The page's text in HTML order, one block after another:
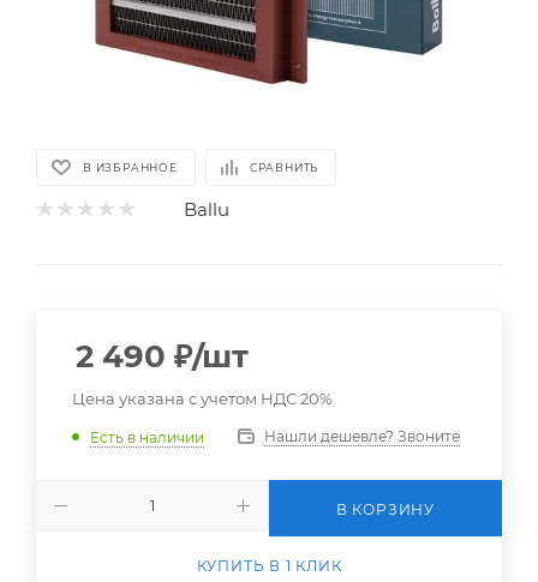
В ИЗБРАННОЕ СРАВНИТЬ
Ballu
2 490 ₽/шт
Цена указана с учетом НДС 20%
Есть в наличии Нашли дешевле? Звоните
В КОРЗИНУ
КУПИТЬ В 1 КЛИК